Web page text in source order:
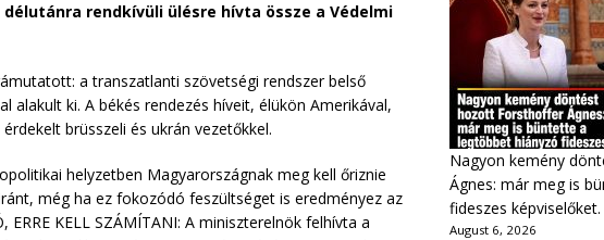
rendkívüli ülésre hívta össze a Védelmi
a transzatlanti szövetségi rendszer belső
ki. A békés rendezés híveit, élükön Amerikával,
brüsszeli és ukrán vezetőkkel.
helyzetben Magyarországnak meg kell őriznie
még ha ez fokozódó feszültséget is eredményez az
ERRE KELL SZÁMÍTANI: A miniszterelnök felhívta a
Nagyon kemény
Ágnes: már meg is
fideszes képviselőket.
August 6, 2026